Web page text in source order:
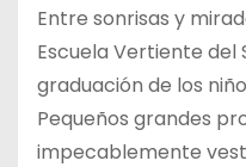
Entre sonrisas y
Escuela Vertiente del
graduación de los
Pequeños grandes
impecablemente